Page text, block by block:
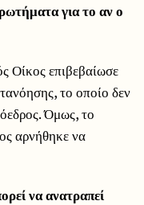
για το αν ο
Οίκος επιβεβαίωσε
το οποίο δεν
Όμως, το
αρνήθηκε να
να ανατραπεί